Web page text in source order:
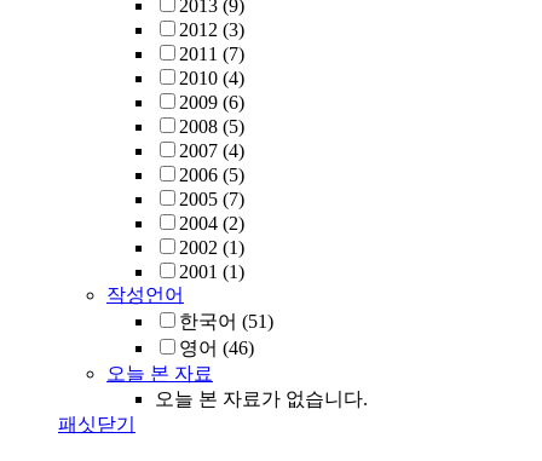
2013 (9)
2012 (3)
2011 (7)
2010 (4)
2009 (6)
2008 (5)
2007 (4)
2006 (5)
2005 (7)
2004 (2)
2002 (1)
2001 (1)
작성언어
한국어 (51)
영어 (46)
오늘 본 자료
오늘 본 자료가 없습니다.
패싯닫기